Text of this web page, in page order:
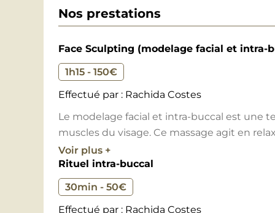
Nos prestations
Face Sculpting (modelage facial et intra-
1h15 - 150€
Effectué par : Rachida Costes
Le modelage facial et intra-buccal est une
muscles du visage. Ce massage agit en
les muscles et permet ainsi de lisser la
sur le visage, le cou et le décolleté. C’est
tonifie l’ovale du visage, stimule la
contribuant à régénérer les cellules de la
Voir plus +
Rituel intra-buccal
30min - 50€
Effectué par : Rachida Costes